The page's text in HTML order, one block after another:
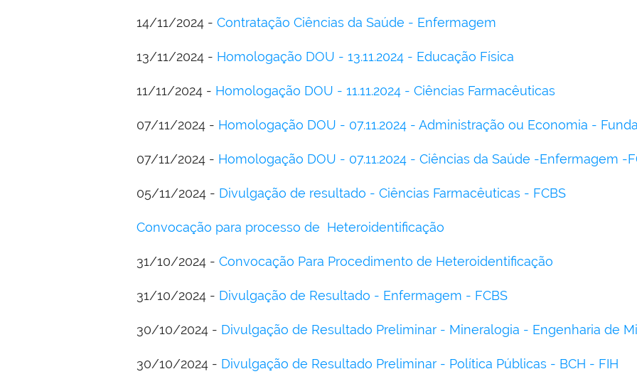
14/11/2024 - Contratação Ciências da Saúde - Enfermagem
13/11/2024 - Homologação DOU - 13.11.2024 - Educação Física
11/11/2024 - Homologação DOU - 11.11.2024 - Ciências Farmacêuticas
07/11/2024 - Homologação DOU - 07.11.2024 - Administração ou Economia -
07/11/2024 - Homologação DOU - 07.11.2024 - Ciências da Saúde -Enfermagem -
05/11/2024 - Divulgação de resultado - Ciências Farmacêuticas - FCBS
Convocação para processo de Heteroidentificação
31/10/2024 - Convocação Para Procedimento de Heteroidentificação
31/10/2024 - Divulgação de Resultado - Enfermagem - FCBS
30/10/2024 - Divulgação de Resultado Preliminar - Mineralogia - Engenharia de
30/10/2024 - Divulgação de Resultado Preliminar - Política Públicas - BCH - FIH